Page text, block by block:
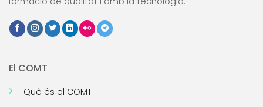
El COMT
Què és el COMT